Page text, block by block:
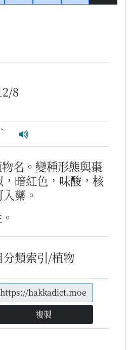
8
ˋ
名。變種形態與棗
，暗紅色，味酸，核
藥。
分類索引/植物
複製